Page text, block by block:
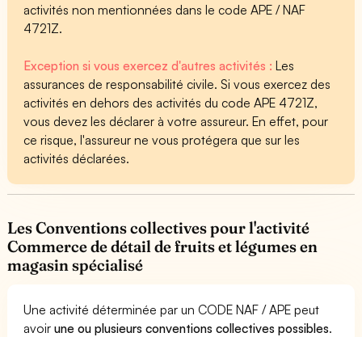
activités non mentionnées dans le code APE / NAF
4721Z.
Exception si vous exercez d'autres activités :Les
assurances de responsabilité civile. Si vous exercez des
activités en dehors des activités du code APE 4721Z,
vous devez les déclarer à votre assureur. En effet, pour
ce risque, l'assureur ne vous protégera que sur les
activités déclarées.
Les Conventions collectives pour l'activité
Commerce de détail de fruits et légumes en
magasin spécialisé
Une activité déterminée par un CODE NAF / APE peut
avoirune ou plusieurs conventions collectives possibles.